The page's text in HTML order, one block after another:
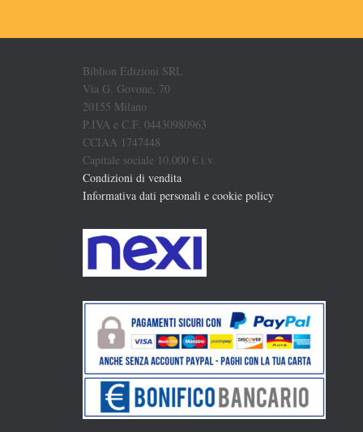
Biblion Edizioni SRL
Via G. Govone, 70
20155 Milano
P.IVA e C.F. 04430980963
CCIAA 1747448
Capitale sociale 10.000 € i.v.
Condizioni di vendita
Informativa dati personali e cookie policy